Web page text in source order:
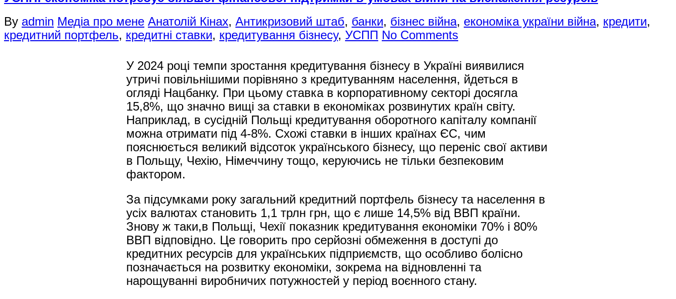
By admin Медіа про мене Анатолій Кінах, Антикризовий штаб, банки, бізнес війна, економіка україни війна, кредити,
кредитний портфель, кредитні ставки, кредитування бізнесу, УСПП No Comments
У 2024 році темпи зростання кредитування бізнесу в Україні виявилися
утричі повільнішими порівняно з кредитуванням населення, йдеться в
огляді Нацбанку. При цьому ставка в корпоративному секторі досягла
15,8%, що значно вищі за ставки в економіках розвинутих країн світу.
Наприклад, в сусідній Польщі кредитування оборотного капіталу компанії
можна отримати під 4-8%. Схожі ставки в інших країнах ЄС, чим
пояснюється великий відсоток українського бізнесу, що переніс свої активи
в Польщу, Чехію, Німеччину тощо, керуючись не тільки безпековим
фактором.
За підсумками року загальний кредитний портфель бізнесу та населення в
усіх валютах становить 1,1 трлн грн, що є лише 14,5% від ВВП країни.
Знову ж таки,в Польщі, Чехії показник кредитування економіки 70% і 80%
ВВП відповідно. Це говорить про серйозні обмеження в доступі до
кредитних ресурсів для українських підприємств, що особливо болісно
позначається на розвитку економіки, зокрема на відновленні та
нарощуванні виробничих потужностей у період воєнного стану.